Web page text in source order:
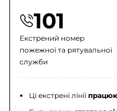
101
Екстрений номер
пожежної та рятувальної
служби
Ці екстрені лінії